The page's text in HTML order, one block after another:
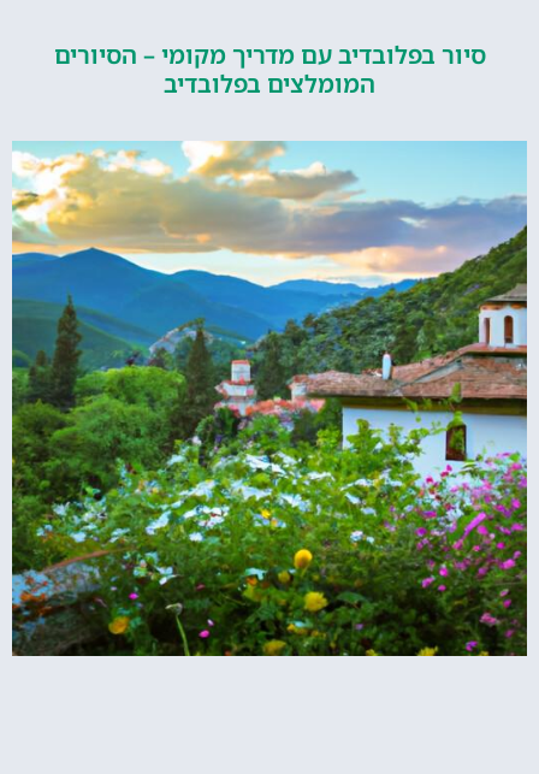
סיור בפלובדיב עם מדריך מקומי – הסיורים
המומלצים בפלובדיב